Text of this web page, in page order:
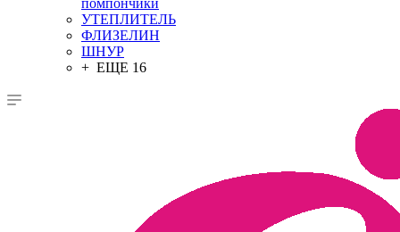
помпончики
УТЕПЛИТЕЛЬ
ФЛИЗЕЛИН
ШНУР
+ ЕЩЕ 16